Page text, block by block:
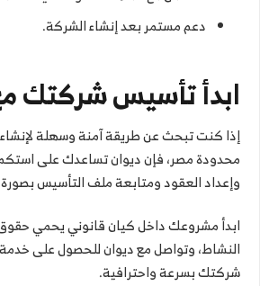
دعم مستمر بعد إنشاء الشركة.
ابدأ تأسيس شركتك
إذا كنت تبحث عن طريقة آمنة وسهلة
محدودة مصر، فإن ديوان تساعدك على
وإعداد العقود ومتابعة ملف التأسيس
ابدأ مشروعك داخل كيان قانوني يحمي
النشاط، وتواصل مع ديوان للحصول على
شركتك بسرعة واحترافية.